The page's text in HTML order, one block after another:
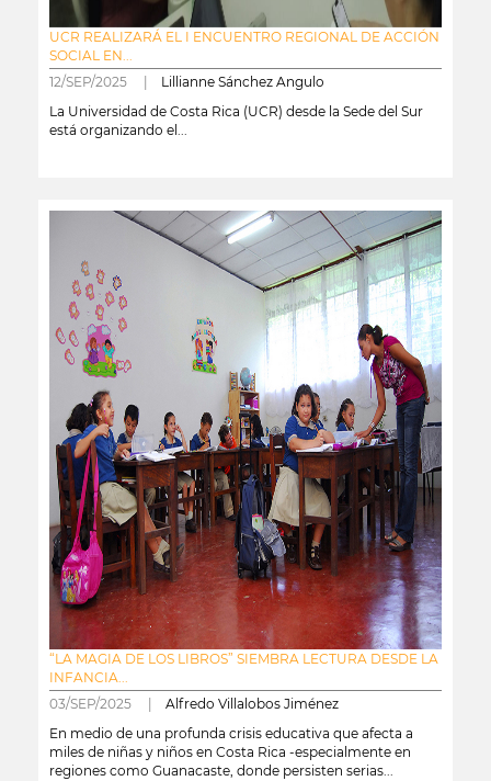
UCR REALIZARÁ EL I ENCUENTRO REGIONAL DE ACCIÓN
SOCIAL EN...
12/SEP/2025 | Lillianne Sánchez Angulo
La Universidad de Costa Rica (UCR) desde la Sede del Sur
está organizando el...
“LA MAGIA DE LOS LIBROS” SIEMBRA LECTURA DESDE LA
INFANCIA...
03/SEP/2025 | Alfredo Villalobos Jiménez
En medio de una profunda crisis educativa que afecta a
miles de niñas y niños en Costa Rica -especialmente en
regiones como Guanacaste, donde persisten serias...